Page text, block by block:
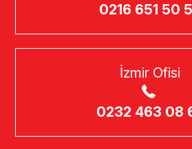
0216 651 50
İzmir Ofisi
0232 463 08